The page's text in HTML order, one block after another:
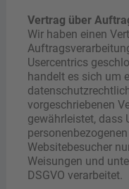
Vertrag über
Wir haben einen
Usercentrics
handelt es sich um
vorgeschriebenen
gewährleistet, dass
Websitebesucher
Weisungen und
DSGVO verarbeitet.